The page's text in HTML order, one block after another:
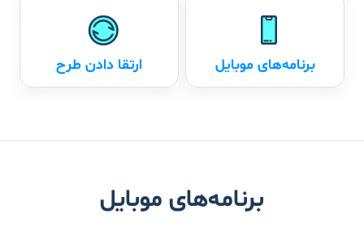
برنامه‌های موبایل ارتقا دادن طرح
برنامه‌های موبایل